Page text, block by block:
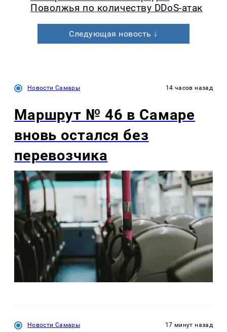
Поволжья по количеству DDoS-атак
Следующая новость ↓
Новости Самары 14 часов назад
Маршрут № 46 в Самаре
вновь остался без
перевозчика
Новости Самары 17 минут назад